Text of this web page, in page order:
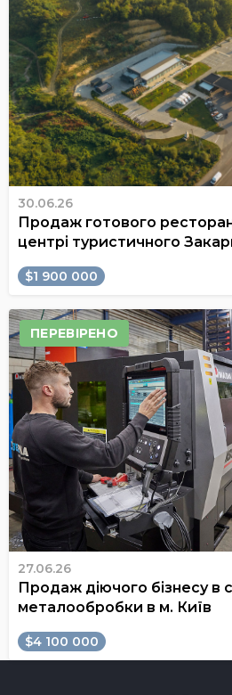
30.06.26
Продаж готового
центрі туристичного
$1 900 000
ПЕРЕВІРЕНО
27.06.26
Продаж діючого бізнесу в
металообробки в м. Київ
$4 100 000